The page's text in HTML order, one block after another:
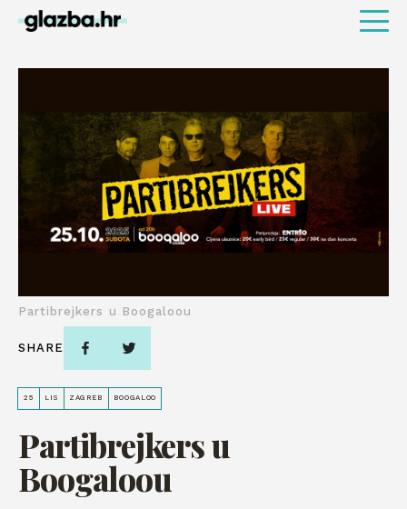
25 LIS ZAGREB BOOGALOO
Partibrejkers u
Boogaloou
Partibrejkers u Boogaloou
SHARE